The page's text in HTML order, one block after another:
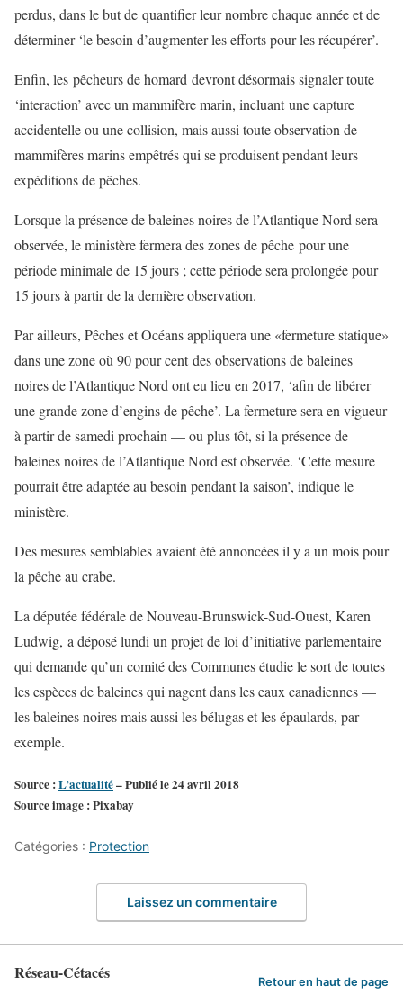
perdus, dans le but de quantifier leur nombre chaque année et de
déterminer ‘le besoin d’augmenter les efforts pour les récupérer’.
Enfin, les pêcheurs de homard devront désormais signaler toute
‘interaction’ avec un mammifère marin, incluant une capture
accidentelle ou une collision, mais aussi toute observation de
mammifères marins empêtrés qui se produisent pendant leurs
expéditions de pêches.
Lorsque la présence de baleines noires de l’Atlantique Nord sera
observée, le ministère fermera des zones de pêche pour une
période minimale de 15 jours ; cette période sera prolongée pour
15 jours à partir de la dernière observation.
Par ailleurs, Pêches et Océans appliquera une «fermeture statique»
dans une zone où 90 pour cent des observations de baleines
noires de l’Atlantique Nord ont eu lieu en 2017, ‘afin de libérer
une grande zone d’engins de pêche’. La fermeture sera en vigueur
à partir de samedi prochain — ou plus tôt, si la présence de
baleines noires de l’Atlantique Nord est observée. ‘Cette mesure
pourrait être adaptée au besoin pendant la saison’, indique le
ministère.
Des mesures semblables avaient été annoncées il y a un mois pour
la pêche au crabe.
La députée fédérale de Nouveau-Brunswick-Sud-Ouest, Karen
Ludwig, a déposé lundi un projet de loi d’initiative parlementaire
qui demande qu’un comité des Communes étudie le sort de toutes
les espèces de baleines qui nagent dans les eaux canadiennes —
les baleines noires mais aussi les bélugas et les épaulards, par
exemple.
Source :L’actualité– Publié le 24 avril 2018
Source image : Pixabay
Catégories : Protection
Laissez un commentaire
Réseau-Cétacés Retour en haut de page